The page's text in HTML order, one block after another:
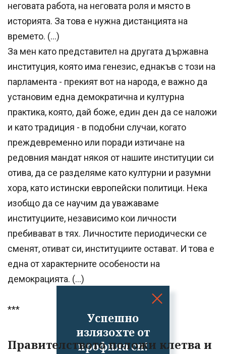
Успешно
излязохте от
профила си!
неговата работа, на неговата роля и място в
историята. За това е нужна дистанцията на
времето. (…)
За мен като представител на другата държавна
институция, която има генезис, еднакъв с този на
парламента - прекият вот на народа, е важно да
установим една демократична и културна
практика, която, дай боже, един ден да се наложи
и като традиция - в подобни случаи, когато
преждевременно или поради изтичане на
редовния мандат някоя от нашите институции си
отива, да се разделяме като културни и разумни
хора, като истински европейски политици. Нека
изобщо да се научим да уважаваме
институциите, независимо кои личности
пребивават в тях. Личностите периодически се
сменят, отиват си, институциите остават. И това е
една от характерните особености на
демокрацията. (…)
***
Правителството положи клетва и